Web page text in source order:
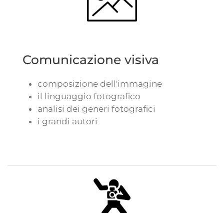
Comunicazione visiva
composizione dell'immagine
il linguaggio fotografico
analisi dei generi fotografici
i grandi autori